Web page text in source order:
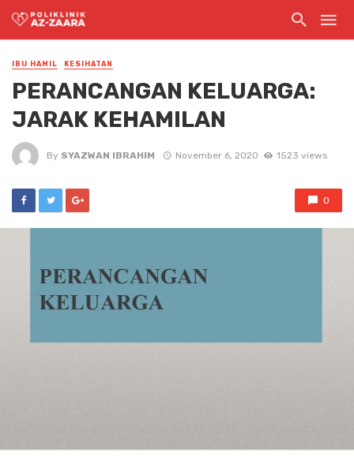
IBU HAMIL KESIHATAN
PERANCANGAN KELUARGA:
JARAK KEHAMILAN
By SYAZWAN IBRAHIM November 6, 2020 1523 views
0